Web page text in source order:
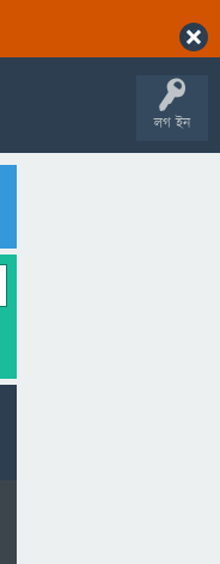
লগ ইন